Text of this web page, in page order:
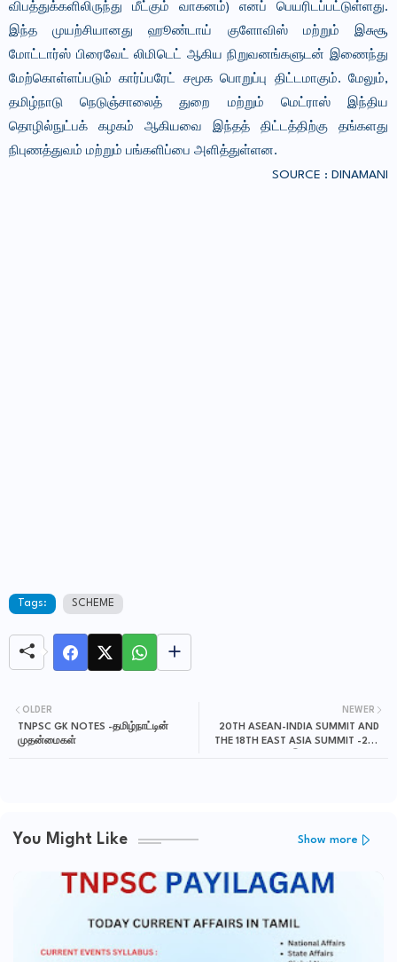
விபத்துக்களிலிருந்து மீட்கும் வாகனம்) எனப் பெயரிடப்பட்டுள்ளது.
இந்த முயற்சியானது ஹூண்டாய் குளோவிஸ் மற்றும் இசுசூ
மோட்டார்ஸ் பிரைவேட் லிமிடெட் ஆகிய நிறுவனங்களுடன் இணைந்து
மேற்கொள்ளப்படும் கார்ப்பரேட் சமூக பொறுப்பு திட்டமாகும். மேலும்,
தமிழ்நாடு நெடுஞ்சாலைத் துறை மற்றும் மெட்ராஸ் இந்திய
தொழில்நுட்பக் கழகம் ஆகியவை இந்தத் திட்டத்திற்கு தங்களது
நிபுணத்துவம் மற்றும் பங்களிப்பை அளித்துள்ளன.
SOURCE : DINAMANI
Tags: SCHEME
NEWER
20TH ASEAN-INDIA SUMMIT AND
THE 18TH EAST ASIA SUMMIT -20-
OLDER
TNPSC GK NOTES -தமிழ்நாட்டின்
முதன்மைகள்
You Might Like Show more